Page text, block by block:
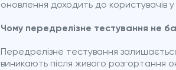
оновлення доходить до користувачів
Чому передрелізне тестування не
Передрелізне тестування
виникають після живого